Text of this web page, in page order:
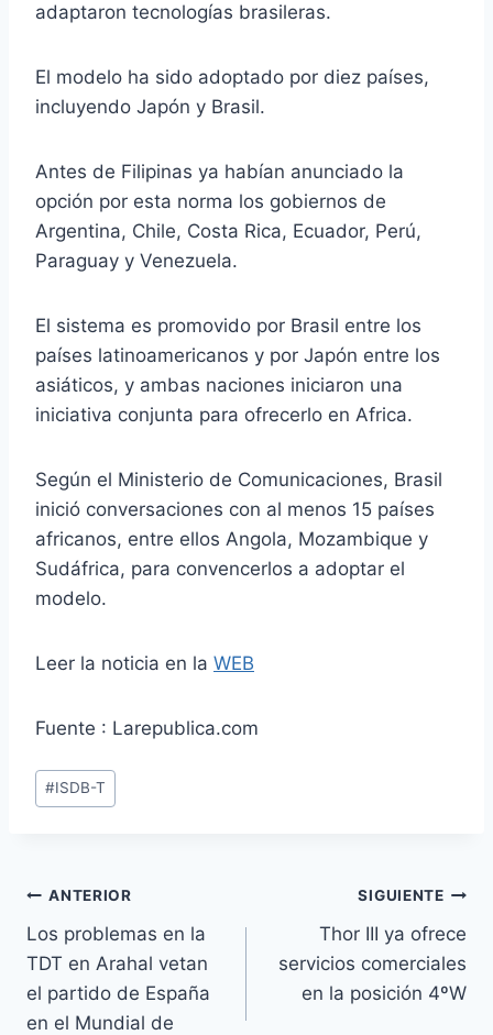
adaptaron tecnologías brasileras.
El modelo ha sido adoptado por diez países,
incluyendo Japón y Brasil.
Antes de Filipinas ya habían anunciado la
opción por esta norma los gobiernos de
Argentina, Chile, Costa Rica, Ecuador, Perú,
Paraguay y Venezuela.
El sistema es promovido por Brasil entre los
países latinoamericanos y por Japón entre los
asiáticos, y ambas naciones iniciaron una
iniciativa conjunta para ofrecerlo en Africa.
Según el Ministerio de Comunicaciones, Brasil
inició conversaciones con al menos 15 países
africanos, entre ellos Angola, Mozambique y
Sudáfrica, para convencerlos a adoptar el
modelo.
Leer la noticia en la WEB
Fuente : Larepublica.com
Etiquetas
de
#ISDB-T
Navegación
de
entradas
ANTERIOR
Los problemas en la
TDT en Arahal vetan
el partido de España
en el Mundial de
SIGUIENTE
Thor III ya ofrece
servicios comerciales
en la posición 4ºW